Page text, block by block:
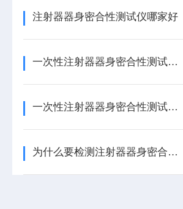
注射器器身密合性测试仪哪家好
一次性注射器器身密合性测试仪FY-5S检测仪器介绍
一次性注射器器身密合性测试仪FY-5S技术优势
为什么要检测注射器器身密合性？注射器器身密合测试仪